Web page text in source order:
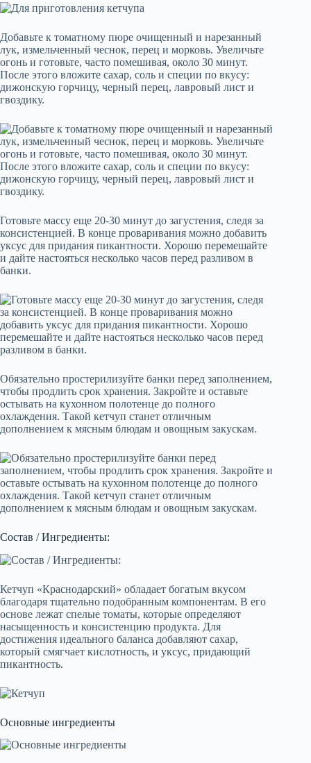
Добавьте к томатному пюре очищенный и нарезанный
лук, измельченный чеснок, перец и морковь. Увеличьте
огонь и готовьте, часто помешивая, около 30 минут.
После этого вложите сахар, соль и специи по вкусу:
дижонскую горчицу, черный перец, лавровый лист и
гвоздику.
Готовьте массу еще 20-30 минут до загустения, следя за
консистенцией. В конце проваривания можно добавить
уксус для придания пикантности. Хорошо перемешайте
и дайте настояться несколько часов перед разливом в
банки.
Обязательно простерилизуйте банки перед заполнением,
чтобы продлить срок хранения. Закройте и оставьте
остывать на кухонном полотенце до полного
охлаждения. Такой кетчуп станет отличным
дополнением к мясным блюдам и овощным закускам.
Состав / Ингредиенты:
Кетчуп «Краснодарский» обладает богатым вкусом
благодаря тщательно подобранным компонентам. В его
основе лежат спелые томаты, которые определяют
насыщенность и консистенцию продукта. Для
достижения идеального баланса добавляют сахар,
который смягчает кислотность, и уксус, придающий
пикантность.
Основные ингредиенты